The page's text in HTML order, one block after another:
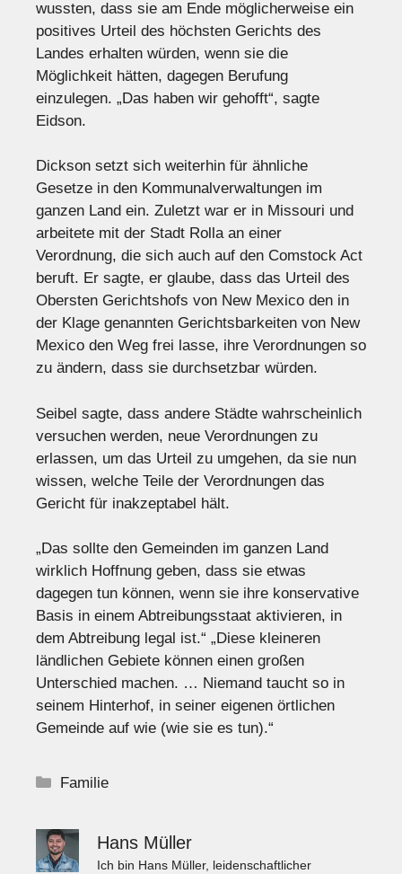
wussten, dass sie am Ende möglicherweise ein
positives Urteil des höchsten Gerichts des
Landes erhalten würden, wenn sie die
Möglichkeit hätten, dagegen Berufung
einzulegen. „Das haben wir gehofft“, sagte
Eidson.
Dickson setzt sich weiterhin für ähnliche
Gesetze in den Kommunalverwaltungen im
ganzen Land ein. Zuletzt war er in Missouri und
arbeitete mit der Stadt Rolla an einer
Verordnung, die sich auch auf den Comstock Act
beruft. Er sagte, er glaube, dass das Urteil des
Obersten Gerichtshofs von New Mexico den in
der Klage genannten Gerichtsbarkeiten von New
Mexico den Weg frei lasse, ihre Verordnungen so
zu ändern, dass sie durchsetzbar würden.
Seibel sagte, dass andere Städte wahrscheinlich
versuchen werden, neue Verordnungen zu
erlassen, um das Urteil zu umgehen, da sie nun
wissen, welche Teile der Verordnungen das
Gericht für inakzeptabel hält.
„Das sollte den Gemeinden im ganzen Land
wirklich Hoffnung geben, dass sie etwas
dagegen tun können, wenn sie ihre konservative
Basis in einem Abtreibungsstaat aktivieren, in
dem Abtreibung legal ist.“ „Diese kleineren
ländlichen Gebiete können einen großen
Unterschied machen. … Niemand taucht so in
seinem Hinterhof, in seiner eigenen örtlichen
Gemeinde auf wie (wie sie es tun).“
Kategorien
Familie
Hans Müller
Ich bin Hans Müller, leidenschaftlicher